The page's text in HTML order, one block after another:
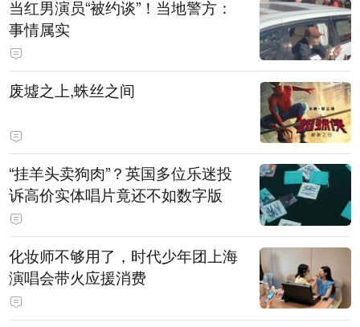
当红男演员“被约谈”！当地警方：
事情属实
废墟之上,蛛丝之间
“挂羊头卖狗肉”？英国多位乐迷投
诉高价实体唱片竟还不如数字版
化妆师不够用了，时代少年团上海
演唱会带火应援消费